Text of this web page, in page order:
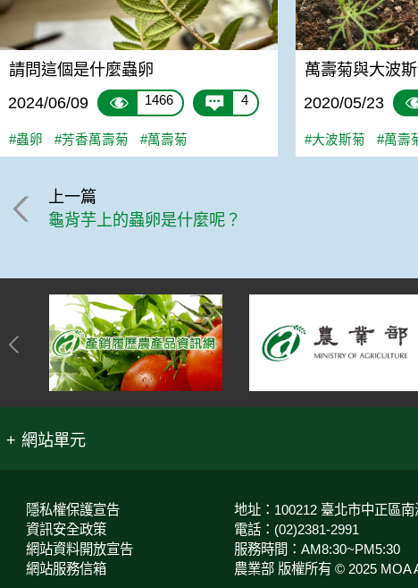
請問這個是什麼蟲卵
2024/06/09
1466 4
#蟲卵 #芳香萬壽菊 #萬壽菊
萬壽菊與大波
2020/05/23
#大波斯菊 #萬壽
上一篇
龜背芋上的蟲卵是什麼呢？
網站單元
隱私權保護宣告
資訊安全政策
網站資料開放宣告
網站服務信箱
地址：100212 臺北市中正區
電話：(02)2381-2991
服務時間：AM8:30~PM5:30
農業部 版權所有 © 2025 MOA